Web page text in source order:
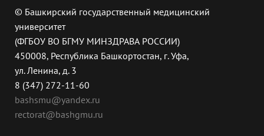
© Башкирский государственный медицинский
университет
(ФГБОУ ВО БГМУ МИНЗДРАВА РОССИИ)
450008, Республика Башкортостан, г. Уфа,
ул. Ленина, д. 3
8 (347) 272-11-60
bashsmu@yandex.ru
rectorat@bashgmu.ru